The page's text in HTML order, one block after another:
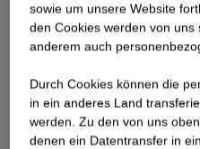
sowie um unsere Website
den Cookies werden von
anderem auch
Durch Cookies können die
in ein anderes Land
werden. Zu den von uns
denen ein Datentransfer in